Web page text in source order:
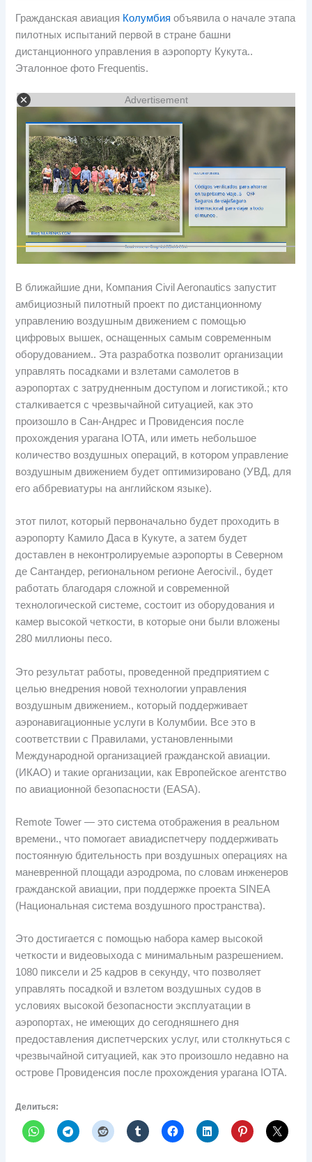
Гражданская авиация Колумбия объявила о начале этапа
пилотных испытаний первой в стране башни
дистанционного управления в аэропорту Кукута..
Эталонное фото Frequentis.
Advertisement
В ближайшие дни, Компания Civil Aeronautics запустит
амбициозный пилотный проект по дистанционному
управлению воздушным движением с помощью
цифровых вышек, оснащенных самым современным
оборудованием.. Эта разработка позволит организации
управлять посадками и взлетами самолетов в
аэропортах с затрудненным доступом и логистикой.; кто
сталкивается с чрезвычайной ситуацией, как это
произошло в Сан-Андрес и Провиденсия после
прохождения урагана IOTA, или иметь небольшое
количество воздушных операций, в котором управление
воздушным движением будет оптимизировано (УВД, для
его аббревиатуры на английском языке).
этот пилот, который первоначально будет проходить в
аэропорту Камило Даса в Кукуте, а затем будет
доставлен в неконтролируемые аэропорты в Северном
де Сантандер, региональном регионе Aerocivil., будет
работать благодаря сложной и современной
технологической системе, состоит из оборудования и
камер высокой четкости, в которые они были вложены
280 миллионы песо.
Это результат работы, проведенной предприятием с
целью внедрения новой технологии управления
воздушным движением., который поддерживает
аэронавигационные услуги в Колумбии. Все это в
соответствии с Правилами, установленными
Международной организацией гражданской авиации.
(ИКАО) и такие организации, как Европейское агентство
по авиационной безопасности (EASA).
Remote Tower — это система отображения в реальном
времени., что помогает авиадиспетчеру поддерживать
постоянную бдительность при воздушных операциях на
маневренной площади аэродрома, по словам инженеров
гражданской авиации, при поддержке проекта SINEA
(Национальная система воздушного пространства).
Это достигается с помощью набора камер высокой
четкости и видеовыхода с минимальным разрешением.
1080 пиксели и 25 кадров в секунду, что позволяет
управлять посадкой и взлетом воздушных судов в
условиях высокой безопасности эксплуатации в
аэропортах, не имеющих до сегодняшнего дня
предоставления диспетчерских услуг, или столкнуться с
чрезвычайной ситуацией, как это произошло недавно на
острове Провиденсия после прохождения урагана IOTA.
Делиться: